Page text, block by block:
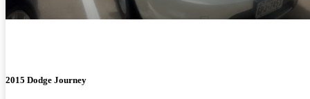
2015 Dodge Journey